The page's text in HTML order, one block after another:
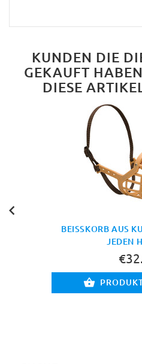
KUNDEN DIE
GEKAUFT
DIESE
BEISSKORB AUS
EDEN